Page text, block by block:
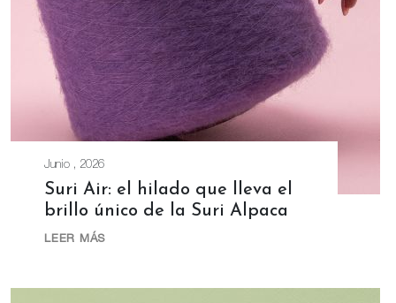
Junio , 2026
Suri Air: el hilado que lleva el
brillo único de la Suri Alpaca
LEER MÁS